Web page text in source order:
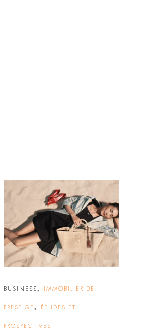
BUSINESS, IMMOBILIER DE
PRESTIGE , ÉTUDES ET
PROSPECTIVES